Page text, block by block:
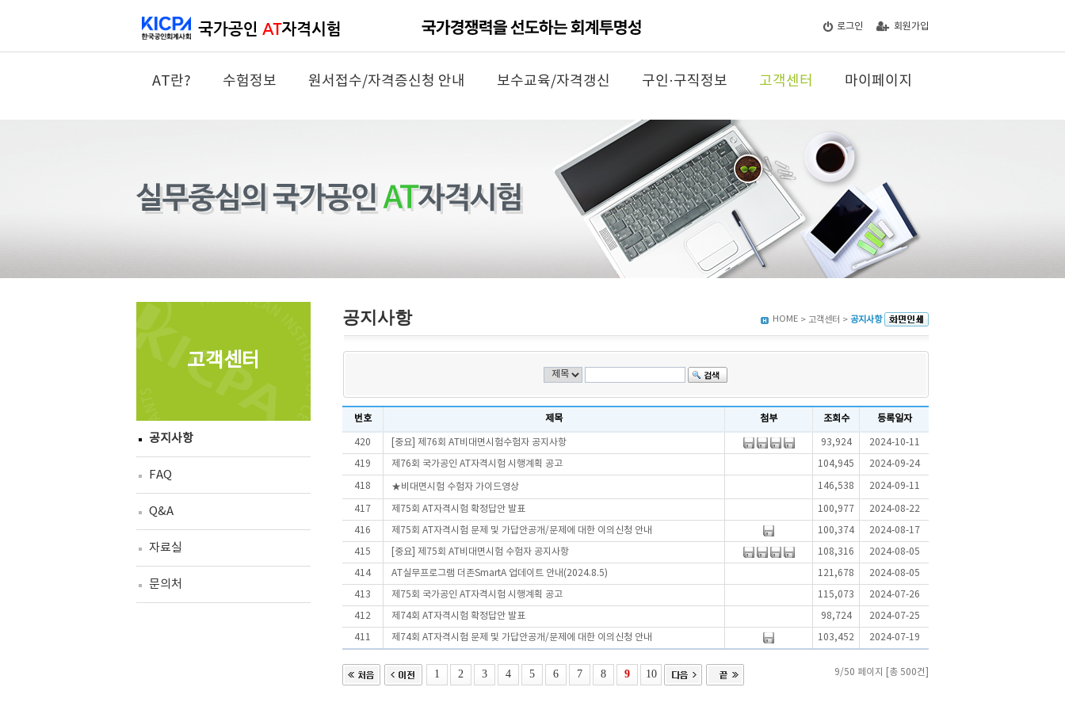
로그인 회원가입
AT란? 수험정보 원서접수/자격증신청 안내 보수교육/자격갱신 구인·구직정보 고객센터 마이페이지
고객센터
공지사항
FAQ
Q&A
자료실
문의처
공지사항 HOME > 고객센터 > 공지사항
번호 제목 첨부 조회수 등록일자
420 [중요] 제76회 AT비대면시험수험자 공지사항 93,924 2024-10-11
419 제76회 국가공인 AT자격시험 시행계획 공고 104,945 2024-09-24
418 ★비대면시험 수험자 가이드영상 146,538 2024-09-11
417 제75회 AT자격시험 확정답안 발표 100,977 2024-08-22
416 제75회 AT자격시험 문제 및 가답안공개/문제에 대한 이의신청 안내 100,374 2024-08-17
415 [중요] 제75회 AT비대면시험 수험자 공지사항 108,316 2024-08-05
414 AT실무프로그램 더존SmartA 업데이트 안내(2024.8.5) 121,678 2024-08-05
413 제75회 국가공인 AT자격시험 시행계획 공고 115,073 2024-07-26
412 제74회 AT자격시험 확정답안 발표 98,724 2024-07-25
411 제74회 AT자격시험 문제 및 가답안공개/문제에 대한 이의신청 안내 103,452 2024-07-19
1 2 3 4 5 6 7 8 9 10 9/50 페이지 [총 500건]